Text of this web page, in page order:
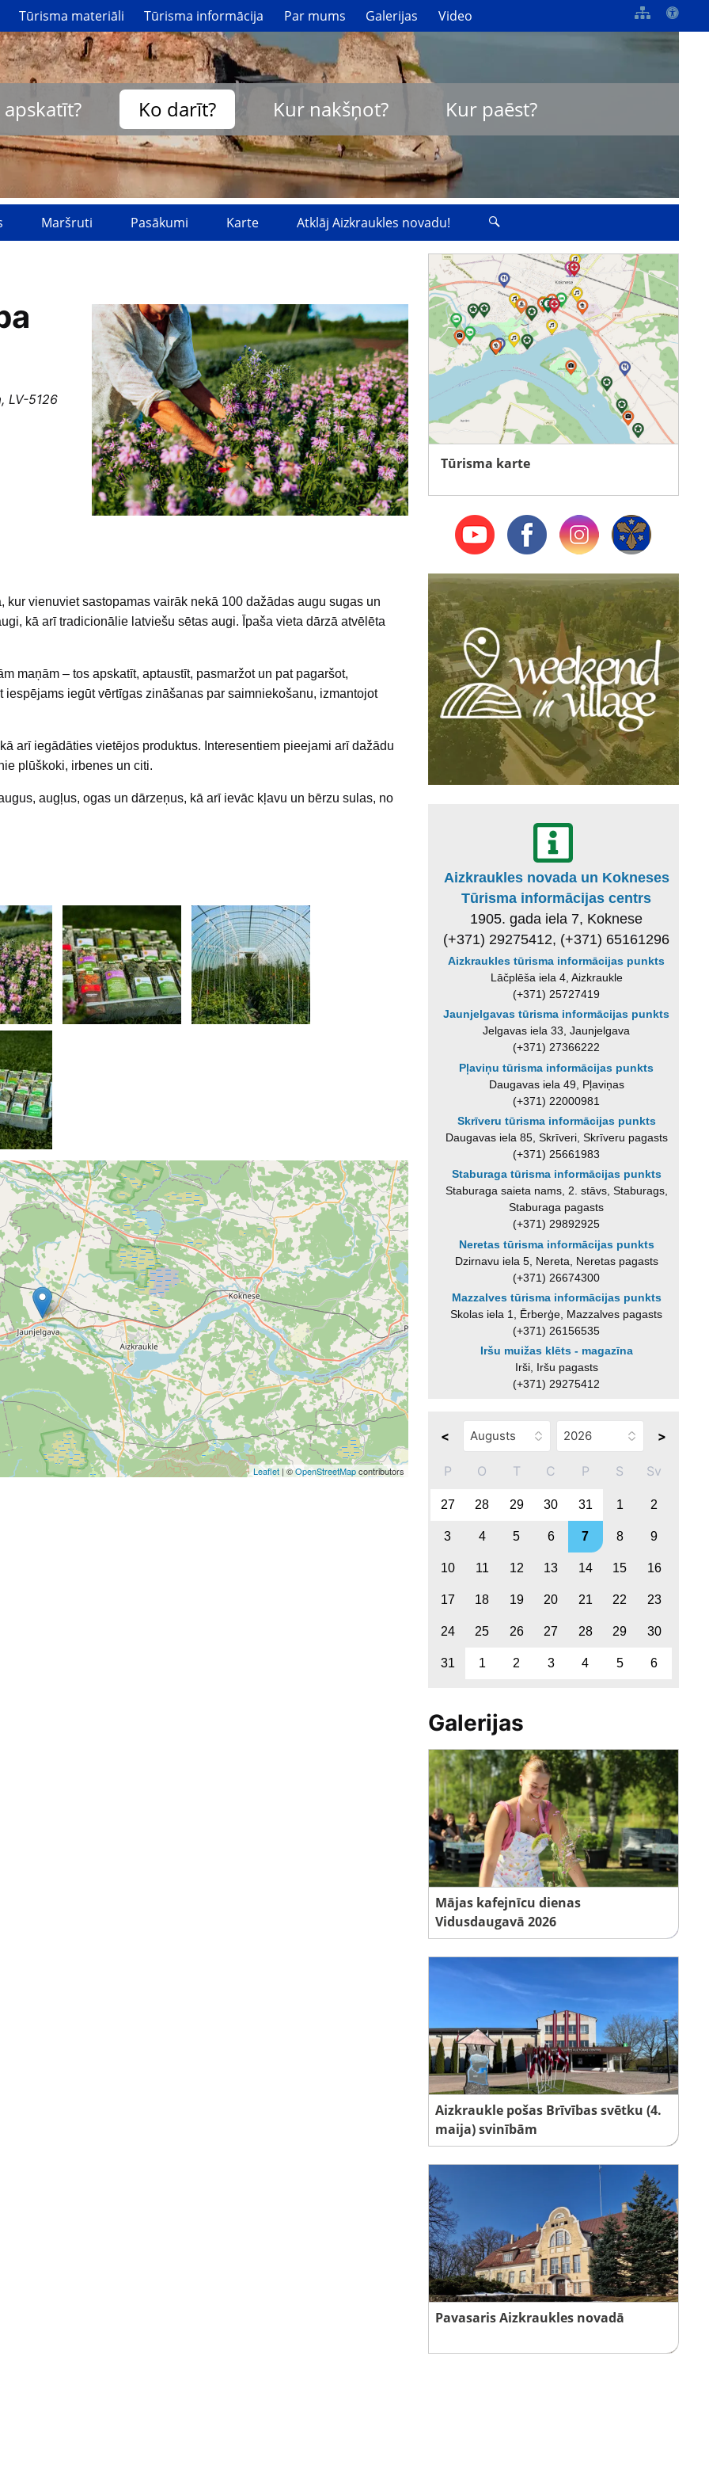
Tūrisma materiāli Tūrisma informācija Par mums Galerijas Video
Ko darīt? Kur nakšņot? Kur paēst?
Maršruti Pasākumi Karte Atklāj Aizkraukles novadu!
LV-5126
vienuviet sastopamas vairāk nekā 100 dažādas augu sugas un
kā arī tradicionālie latviešu sētas augi. Īpaša vieta dārzā atvēlēta
maņām – tos apskatīt, aptaustīt, pasmaržot un pat pagaršot,
iegūt vērtīgas zināšanas par saimniekošanu, izmantojot
arī iegādāties vietējos produktus. Interesentiem pieejami arī dažādu
plūškoki, irbenes un citi.
augļus, ogas un dārzeņus, kā arī ievāc kļavu un bērzu sulas, no
Leaflet| ©OpenStreetMapcontributors
Tūrisma karte
Aizkraukles novada un Kokneses
Tūrisma informācijas centrs
1905. gada iela 7, Koknese
(+371) 29275412, (+371) 65161296
Aizkraukles tūrisma informācijas punkts
Lāčplēša iela 4, Aizkraukle
(+371) 25727419
Jaunjelgavas tūrisma informācijas punkts
Jelgavas iela 33, Jaunjelgava
(+371) 27366222
Pļaviņu tūrisma informācijas punkts
Daugavas iela 49, Pļaviņas
(+371) 22000981
Skrīveru tūrisma informācijas punkts
Daugavas iela 85, Skrīveri, Skrīveru pagasts
(+371) 25661983
Staburaga tūrisma informācijas punkts
Staburaga saieta nams, 2. stāvs, Staburags,
Staburaga pagasts
(+371) 29892925
Neretas tūrisma informācijas punkts
Dzirnavu iela 5, Nereta, Neretas pagasts
(+371) 26674300
Mazzalves tūrisma informācijas punkts
Skolas iela 1, Ērberģe, Mazzalves pagasts
(+371) 26156535
Iršu muižas klēts - magazīna
Irši, Iršu pagasts
(+371) 29275412
< >
P O T C P S Sv
27 28 29 30 31 1 2
3 4 5 6 7 8 9
10 11 12 13 14 15 16
17 18 19 20 21 22 23
24 25 26 27 28 29 30
31 1 2 3 4 5 6
Galerijas
Mājas kafejnīcu dienas
Vidusdaugavā 2026
Aizkraukle pošas Brīvības svētku (4.
maija) svinībām
Pavasaris Aizkraukles novadā